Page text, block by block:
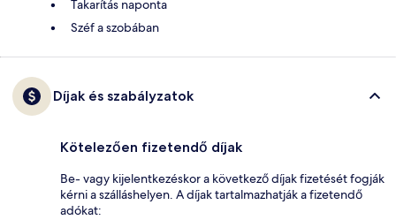
Takarítás naponta
Széf a szobában
Díjak és szabályzatok
Kötelezően fizetendő díjak
Be- vagy kijelentkezéskor a következő díjak fizetését fogják
kérni a szálláshelyen. A díjak tartalmazhatják a fizetendő
adókat: